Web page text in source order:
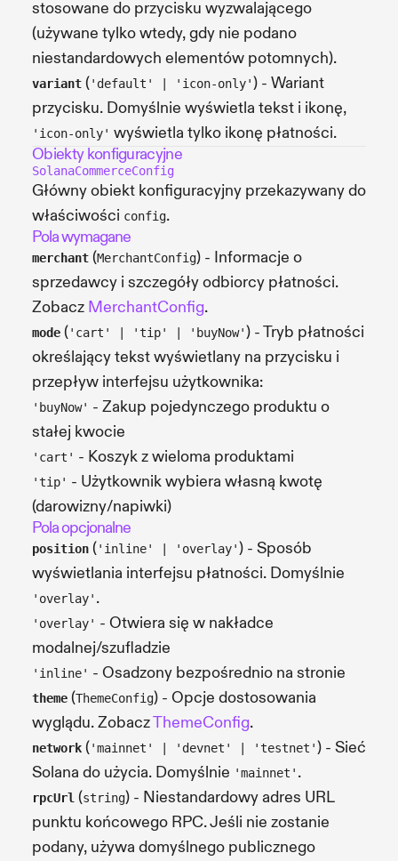
stosowane do przycisku wyzwalającego
(używane tylko wtedy, gdy nie podano
niestandardowych elementów potomnych).
variant ('default' | 'icon-only') - Wariant
przycisku. Domyślnie wyświetla tekst i ikonę,
'icon-only' wyświetla tylko ikonę płatności.
Obiekty konfiguracyjne
SolanaCommerceConfig
Główny obiekt konfiguracyjny przekazywany do
właściwości config.
Pola wymagane
merchant (MerchantConfig) - Informacje o
sprzedawcy i szczegóły odbiorcy płatności.
Zobacz MerchantConfig.
mode ('cart' | 'tip' | 'buyNow') - Tryb płatności
określający tekst wyświetlany na przycisku i
przepływ interfejsu użytkownika:
'buyNow' - Zakup pojedynczego produktu o
stałej kwocie
'cart' - Koszyk z wieloma produktami
'tip' - Użytkownik wybiera własną kwotę
(darowizny/napiwki)
Pola opcjonalne
position ('inline' | 'overlay') - Sposób
wyświetlania interfejsu płatności. Domyślnie
'overlay' .
'overlay' - Otwiera się w nakładce
modalnej/szufladzie
'inline' - Osadzony bezpośrednio na stronie
theme (ThemeConfig) - Opcje dostosowania
wyglądu. ZobaczThemeConfig.
network ('mainnet' | 'devnet' | 'testnet') - Sieć
Solana do użycia. Domyślnie 'mainnet' .
rpcUrl (string) - Niestandardowy adres URL
punktu końcowego RPC. Jeśli nie zostanie
podany, używa domyślnego publicznego